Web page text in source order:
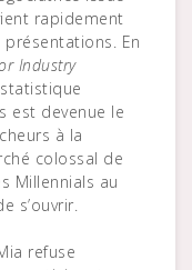
rapidement
En
Industry
est devenue le
à la
colossal de
Millennials au
s’ouvrir.
refuse